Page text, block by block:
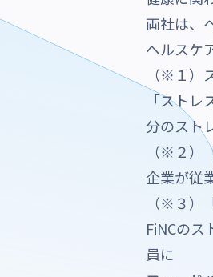
両社は、
ヘルスケ
（※１）
「スト
分のスト
（※２）
企業が従
（※３）
FiNCの
員に